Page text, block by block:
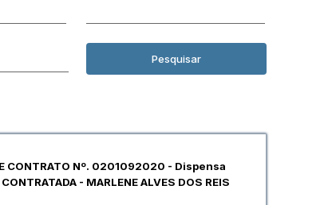
Pesquisar
CONTRATO Nº. 0201092020 - Dispensa
- MARLENE ALVES DOS REIS